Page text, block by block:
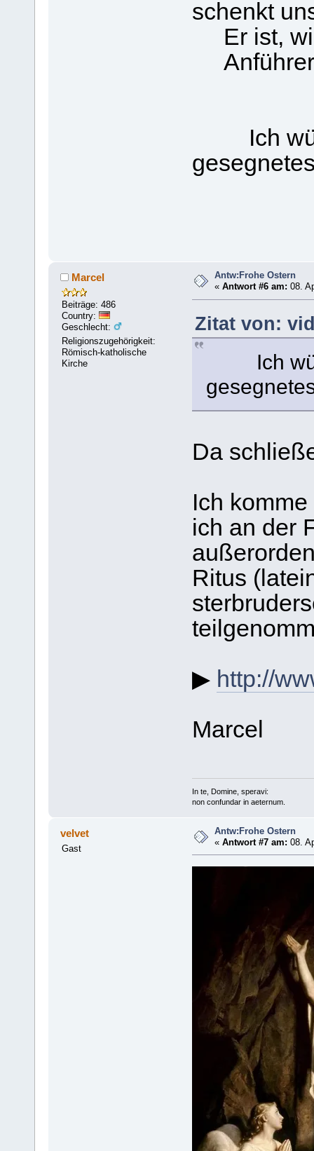
schenkt
Er ist,
Anführer
Ich
Marcel
Beiträge: 486
Country:
Geschlecht:
Religionszugehörigkeit:
Römisch-katholische
Kirche
Antw:Frohe Ostern
«Antwort #6 am: 08.
Zitat von:
Ich
Da
Ich
ich an der
Ritus
▶ http://
Marcel
In te, Domine, speravi:
non confundar in aeternum.
velvet
Gast
Antw:Frohe Ostern
«Antwort #7 am: 08.